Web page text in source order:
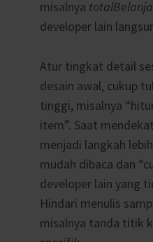
misalnya totalBelanja
developer lain
Atur tingkat detail
desain awal, cukup
tinggi, misalnya
item”. Saat
menjadi langkah
mudah dibaca dan
developer lain yang
Hindari menulis
misalnya tanda titik